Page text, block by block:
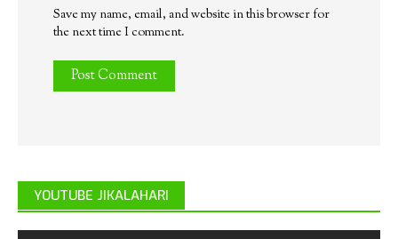
Save my name, email, and website in this browser for
the next time I comment.
YOUTUBE JIKALAHARI